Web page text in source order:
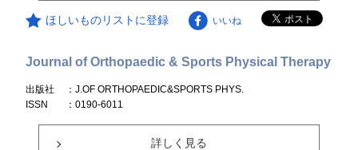
ほしいものリストに登録 いいね
Journal of Orthopaedic & Sports Physical Therapy
出版社
：J.OF ORTHOPAEDIC&SPORTS PHYS.
ISSN
：0190-6011
詳しく見る